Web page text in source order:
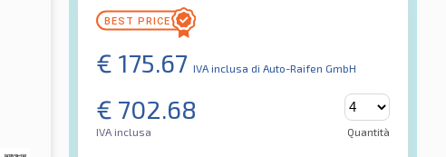
€ 175.67 IVA inclusa di Auto-Raifen GmbH
€ 702.68
IVA inclusa Quantità